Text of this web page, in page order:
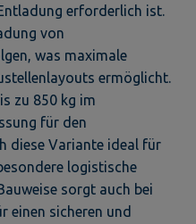
erforderlich ist.
von
was maximale
ermöglicht.
zu 850 kg im
für den
diese Variante ideal für
logistische
sorgt auch bei
einen sicheren und